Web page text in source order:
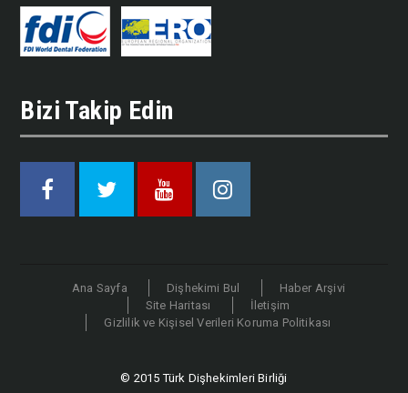
Bizi Takip Edin
Facebook Twitter Youtube Instagram
Ana Sayfa Dişhekimi Bul
Haber Arşivi
Site Haritası
İletişim
Gizlilik ve Kişisel Verileri Koruma Politikası
© 2015 Türk Dişhekimleri Birliği